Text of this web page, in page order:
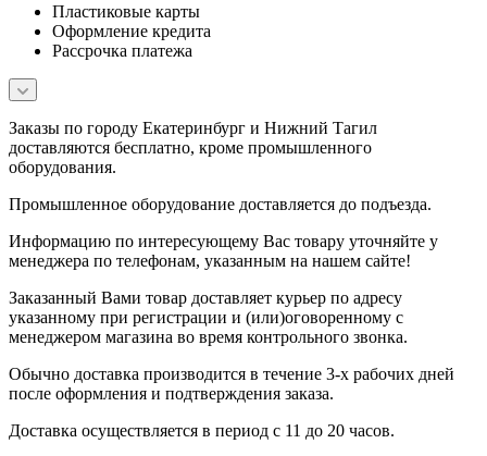
Пластиковые карты
Оформление кредита
Рассрочка платежа
Заказы по городу Екатеринбург и Нижний Тагил
доставляются бесплатно, кроме промышленного
оборудования.
Промышленное оборудование доставляется до подъезда.
Информацию по интересующему Вас товару уточняйте у
менеджера по телефонам, указанным на нашем сайте!
Заказанный Вами товар доставляет курьер по адресу
указанному при регистрации и (или)оговоренному с
менеджером магазина во время контрольного звонка.
Обычно доставка производится в течение 3-х рабочих дней
после оформления и подтверждения заказа.
Доставка осуществляется в период с 11 до 20 часов.